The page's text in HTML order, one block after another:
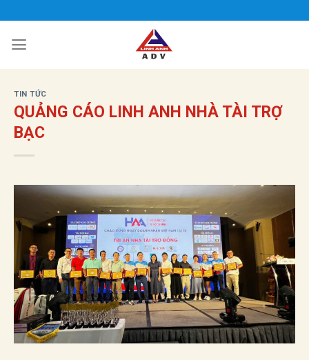
qua
nội
TIN TỨC
QUẢNG CÁO LINH ANH NHÀ TÀI TRỢ
BẠC